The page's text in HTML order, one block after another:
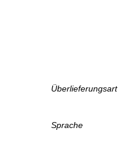
Überlieferungsart
Sprache